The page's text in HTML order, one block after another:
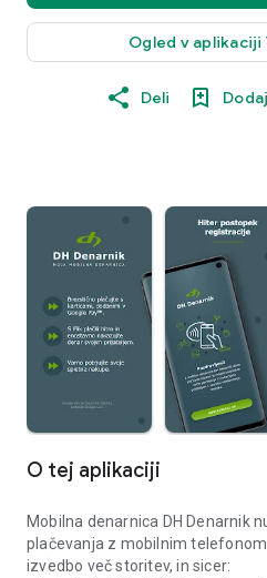
Ogled v aplikaciji
Deli
O tej aplikaciji
Mobilna denarnica DH Denarnik
plačevanja z mobilnim
izvedbo več storitev, in sicer: